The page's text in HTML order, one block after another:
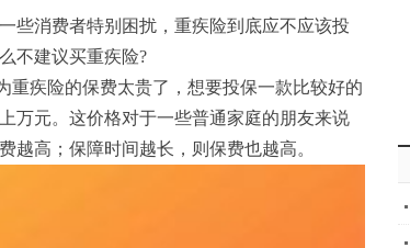
些消费者特别困扰，重疾险到底应不应该投
不建议买重疾险?
重疾险的保费太贵了，想要投保一款比较好的
万元。这价格对于一些普通家庭的朋友来说
越高；保障时间越长，则保费也越高。